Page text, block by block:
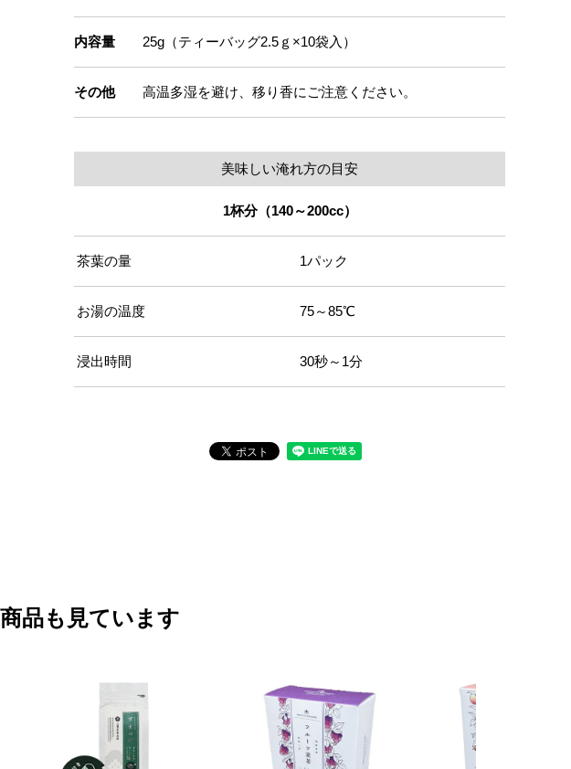
内容量 25g（ティーバッグ2.5ｇ×10袋入）
その他 高温多湿を避け、移り香にご注意ください。
美味しい淹れ方の目安
1杯分（140～200cc）
茶葉の量 1パック
お湯の温度 75～85℃
浸出時間 30秒～1分
品も見ています